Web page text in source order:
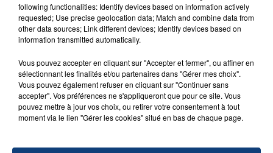
9 juin 2023
L'AGENDA DU WEEK-END DU VENDREDI 9
JUIN
following functionalities: Identify devices based on information actively
requested; Use precise geolocation data; Match and combine data from
other data sources; Link different devices; Identify devices based on
information transmitted automatically.
Vous pouvez accepter en cliquant sur "Accepter et fermer", ou affiner en
sélectionnant les finalités et/ou partenaires dans "Gérer mes choix".
Vous pouvez également refuser en cliquant sur "Continuer sans
accepter". Vos préférences ne s'appliqueront que pour ce site. Vous
pouvez mettre à jour vos choix, ou retirer votre consentement à tout
moment via le lien "Gérer les cookies" situé en bas de chaque page.